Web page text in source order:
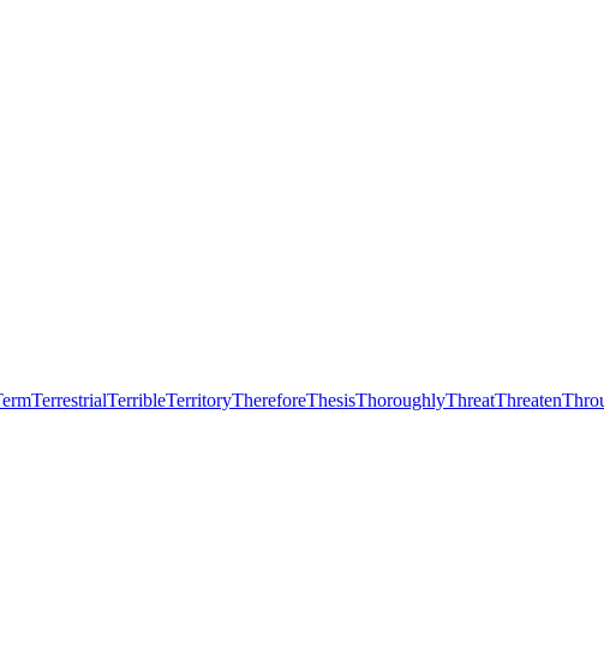
TerrestrialTerribleTerritoryThereforeThesisThoroughlyThreatThreaten